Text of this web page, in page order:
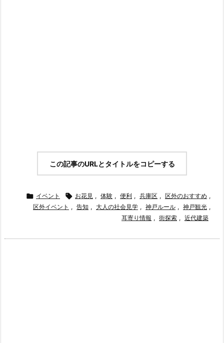
この記事のURLとタイトルをコピーする
 イベント  お花見 , 体験 , 便利 , 兵庫区 , 区外のおすすめ ,
区外イベント , 告知 , 大人の社会見学 , 神戸ルール , 神戸観光 ,
耳寄り情報 , 街探索 , 近代建築